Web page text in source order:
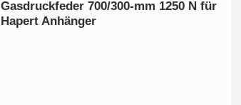
Gasdruckfeder 700/300-mm 1250 N für
Hapert Anhänger